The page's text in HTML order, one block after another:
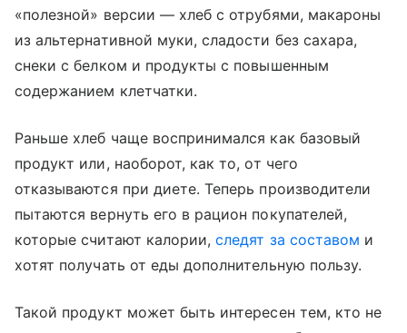
«полезной» версии — хлеб с отрубями, макароны
из альтернативной муки, сладости без сахара,
снеки с белком и продукты с повышенным
содержанием клетчатки.
Раньше хлеб чаще воспринимался как базовый
продукт или, наоборот, как то, от чего
отказываются при диете. Теперь производители
пытаются вернуть его в рацион покупателей,
которые считают калории,следят за составом и
хотят получать от еды дополнительную пользу.
Такой продукт может быть интересен тем, кто не